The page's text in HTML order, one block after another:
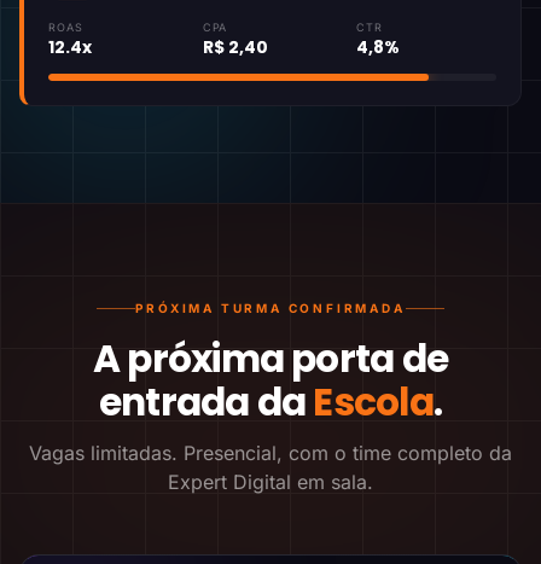
ROAS
12.4x
CPA
R$ 2,40
CTR
4,8%
PRÓXIMA TURMA CONFIRMADA
A próxima porta de
entrada daEscola.
Vagas limitadas. Presencial, com o time completo da
Expert Digital em sala.